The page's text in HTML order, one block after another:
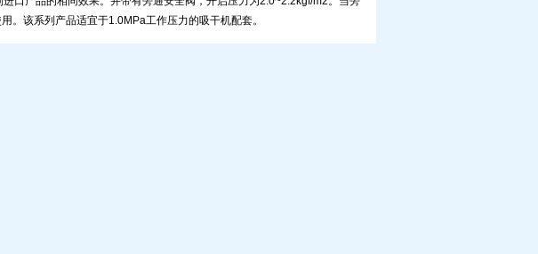
。该系列产品适宜于1.0MPa工作压力的吸干机配套。